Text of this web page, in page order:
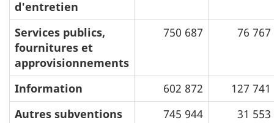
d'entretien
Services publics,
fournitures et
approvisionnements
750 687 76 767
Information 602 872
127 741
Autres subventions
745 944 31 553